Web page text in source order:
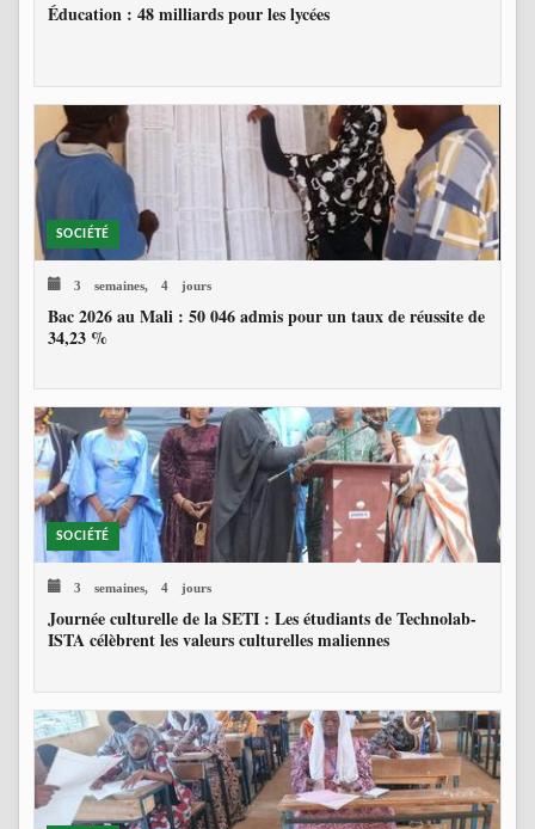
Éducation : 48 milliards pour les lycées
SOCIÉTÉ
3 semaines, 4 jours
Bac 2026 au Mali : 50 046 admis pour un taux de réussite de
34,23 %
SOCIÉTÉ
3 semaines, 4 jours
Journée culturelle de la SETI : Les étudiants de Technolab-
ISTA célèbrent les valeurs culturelles maliennes